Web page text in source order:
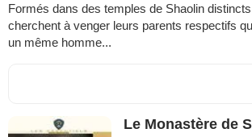
Formés dans des temples de Shaolin
cherchent à venger leurs parents respectifs
un même homme...
Le Monastère de